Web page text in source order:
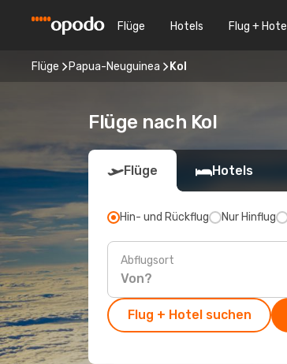
Flüge Hotels Flug + Hotel
Flüge Papua-Neuguinea Kol
Flüge nach Kol
Flüge Hotels
Hin- und Rückflug Nur Hinflug
Abflugsort
Flug + Hotel suchen